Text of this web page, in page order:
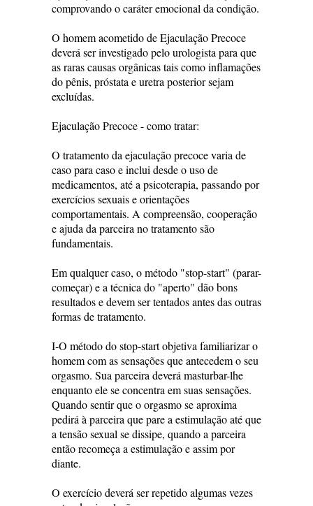
comprovando o caráter emocional da condição.
O homem acometido de Ejaculação Precoce
deverá ser investigado pelo urologista para que
as raras causas orgânicas tais como inflamações
do pênis, próstata e uretra posterior sejam
excluídas.
Ejaculação Precoce - como tratar:
O tratamento da ejaculação precoce varia de
caso para caso e inclui desde o uso de
medicamentos, até a psicoterapia, passando por
exercícios sexuais e orientações
comportamentais. A compreensão, cooperação
e ajuda da parceira no tratamento são
fundamentais.
Em qualquer caso, o método "stop-start" (parar-
começar) e a técnica do "aperto" dão bons
resultados e devem ser tentados antes das outras
formas de tratamento.
I-O método do stop-start objetiva familiarizar o
homem com as sensações que antecedem o seu
orgasmo. Sua parceira deverá masturbar-lhe
enquanto ele se concentra em suas sensações.
Quando sentir que o orgasmo se aproxima
pedirá à parceira que pare a estimulação até que
a tensão sexual se dissipe, quando a parceira
então recomeça a estimulação e assim por
diante.
O exercício deverá ser repetido algumas vezes